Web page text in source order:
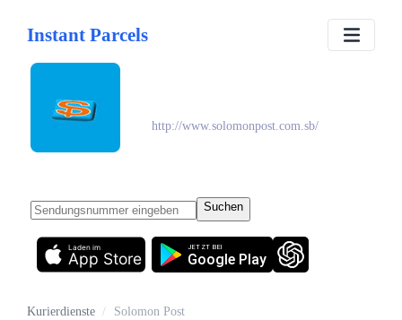
Instant Parcels
http://www.solomonpost.com.sb/
Suchen
App Store
Laden im
Google Play
JETZT BEI
Kurierdienste / Solomon Post